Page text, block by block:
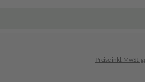
Preise inkl. MwSt.